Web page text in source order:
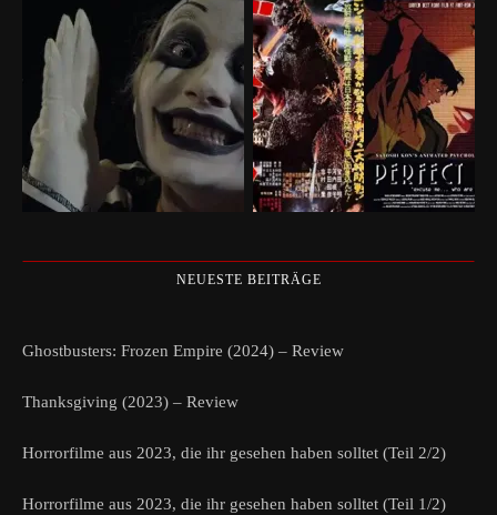
NEUESTE BEITRÄGE
Ghostbusters: Frozen Empire (2024) – Review
Thanksgiving (2023) – Review
Horrorfilme aus 2023, die ihr gesehen haben solltet (Teil 2/2)
Horrorfilme aus 2023, die ihr gesehen haben solltet (Teil 1/2)